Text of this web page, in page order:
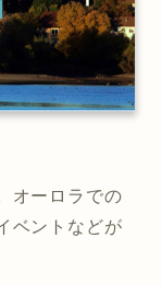
オーロラでの
ベントなどが